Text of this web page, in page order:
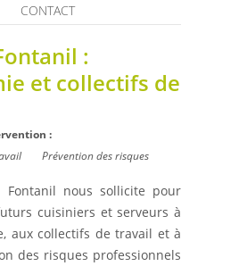
CONTACT
:
et collectifs de
:
Prévention des risques
Fontanil nous sollicite pour
cuisiniers et serveurs à
aux collectifs de travail et à
des risques professionnels